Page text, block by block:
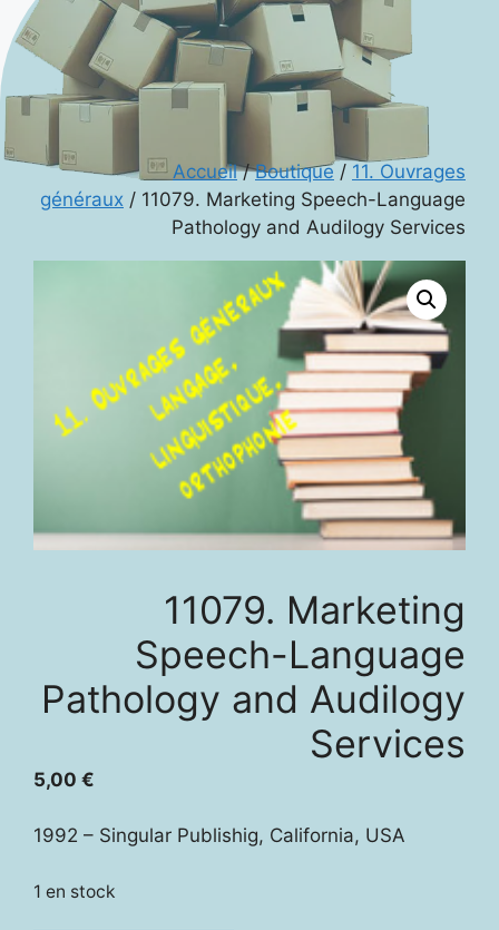
Accueil/Boutique / 11. Ouvrages
généraux / 11079. Marketing Speech-Language
Pathology and Audilogy Services
11079. Marketing
Speech-Language
Pathology and Audilogy
Services
5,00 €
1992 – Singular Publishig, California, USA
1 en stock